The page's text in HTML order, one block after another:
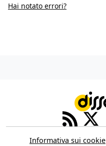
Hai notato errori?
Informativa sui cookie